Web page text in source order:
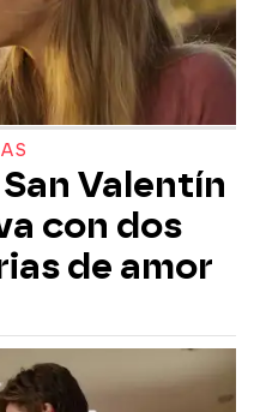
Valentín
con dos
de amor